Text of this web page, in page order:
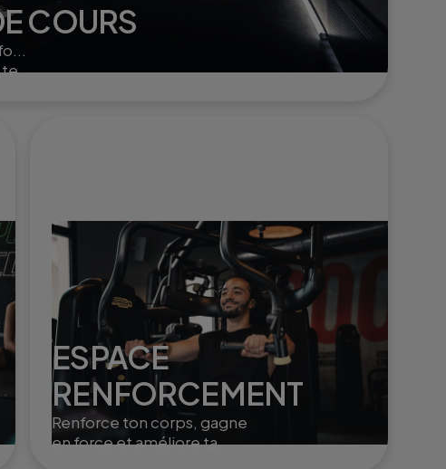
COURS
te
ESPACE
RENFORCEMENT
Renforce ton corps, gagne
en force et améliore ta